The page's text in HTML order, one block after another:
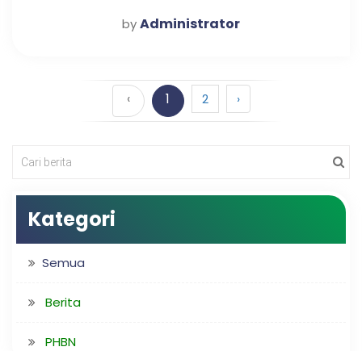
TAHUN
byAdministrator
‹ 1 2 ›
Kategori
Semua
Berita
PHBN